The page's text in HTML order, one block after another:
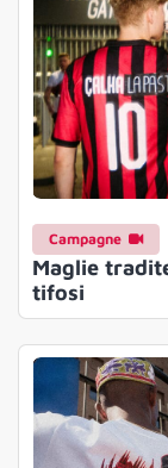
Campagne
Maglie
tifosi